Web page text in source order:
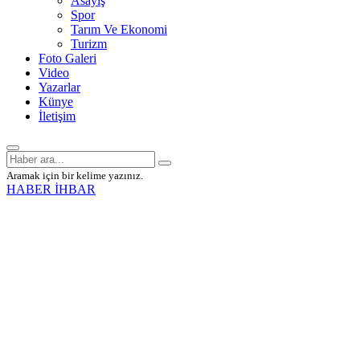
Spor
Tarım Ve Ekonomi
Turizm
Foto Galeri
Video
Yazarlar
Künye
İletişim
Aramak için bir kelime yazınız.
HABER İHBAR